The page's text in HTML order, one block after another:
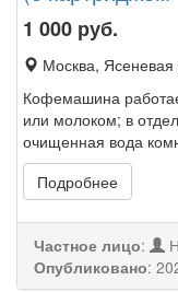
1 000 руб.
Москва, Ясеневая
Кофемашина
или молоком; в
очищенная вода
Подробнее
Частное лицо:
Опубликовано: